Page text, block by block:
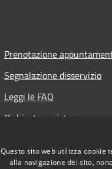
Prenotazione
Segnalazione disservizio
Leggi le FAQ
Richiesta assistenza
Questo sito web utilizza cookie
alla navigazione del sito,